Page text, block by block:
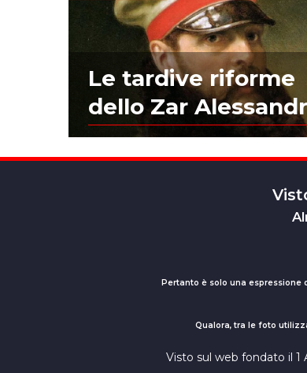
Le tardive riforme
dello Zar
Pertanto è solo una espressione
Qualora, tra le foto
Visto sul web fondato il 1